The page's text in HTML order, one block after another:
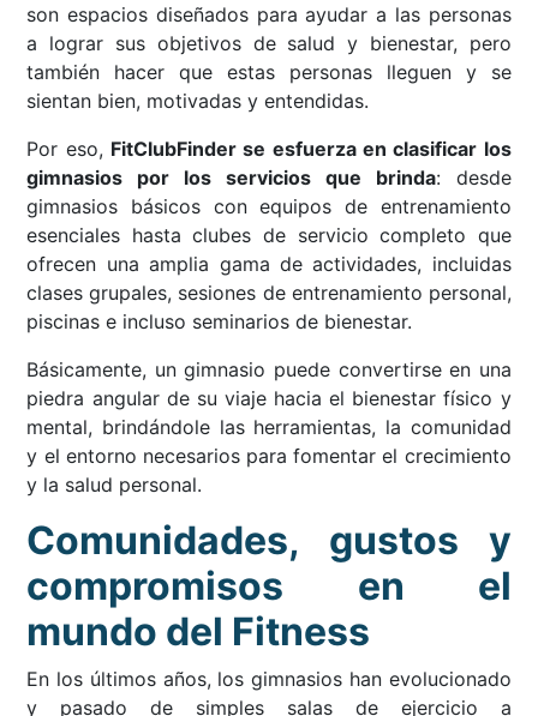
son espacios diseñados para ayudar a las personas
a lograr sus objetivos de salud y bienestar, pero
también hacer que estas personas lleguen y se
sientan bien, motivadas y entendidas.
Por eso, FitClubFinder se esfuerza en clasificar los
gimnasios por los servicios que brinda: desde
gimnasios básicos con equipos de entrenamiento
esenciales hasta clubes de servicio completo que
ofrecen una amplia gama de actividades, incluidas
clases grupales, sesiones de entrenamiento personal,
piscinas e incluso seminarios de bienestar.
Básicamente, un gimnasio puede convertirse en una
piedra angular de su viaje hacia el bienestar físico y
mental, brindándole las herramientas, la comunidad
y el entorno necesarios para fomentar el crecimiento
y la salud personal.
Comunidades, gustos y
compromisos en el
mundo del Fitness
En los últimos años, los gimnasios han evolucionado
y pasado de simples salas de ejercicio a